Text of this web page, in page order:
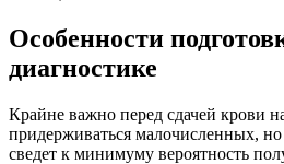
Особенности
диагностике
Крайне важно перед сдачей крови
придерживаться малочисленных,
сведет к минимуму вероятность